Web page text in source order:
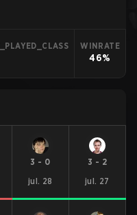
WINRATE
46%
3 - 0
jul. 28
3 - 2
jul. 27